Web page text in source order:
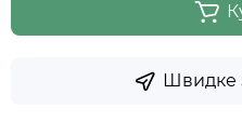
Швидке